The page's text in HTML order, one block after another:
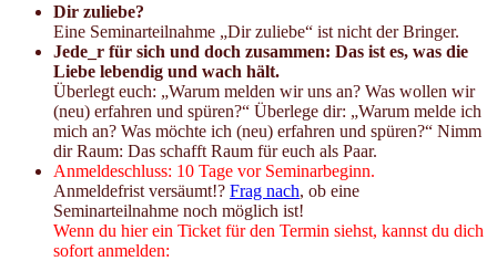
Dir zuliebe?
Eine Seminarteilnahme „Dir zuliebe“ ist nicht der Bringer.
Jede_r für sich und doch zusammen: Das ist es, was die
Liebe lebendig und wach hält.
Überlegt euch: „Warum melden wir uns an? Was wollen wir
(neu) erfahren und spüren?“ Überlege dir: „Warum melde ich
mich an? Was möchte ich (neu) erfahren und spüren?“ Nimm
dir Raum: Das schafft Raum für euch als Paar.
Anmeldeschluss: 10 Tage vor Seminarbeginn.
Anmeldefrist versäumt!? Frag nach, ob eine
Seminarteilnahme noch möglich ist!
Wenn du hier ein Ticket für den Termin siehst, kannst du dich
sofort anmelden: